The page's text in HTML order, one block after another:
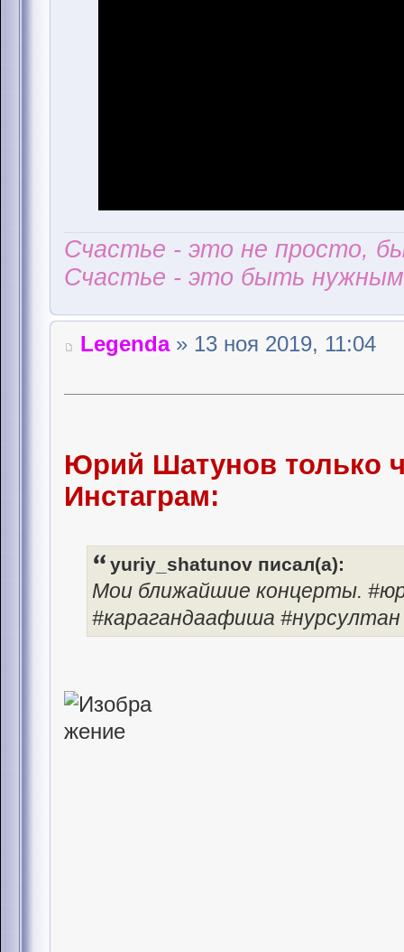
Счастье - это не просто,
Счастье - это быть
Legenda» 13 ноя 2019, 11:04
Юрий Шатунов только
Инстаграм:
yuriy_shatunov писал(а):
Мои ближайшие концерты.
#карагандаафиша